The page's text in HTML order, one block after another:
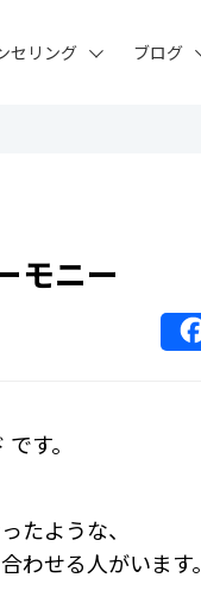
セリング ブログ
モニー
す。
たような、
わせる人がいます。